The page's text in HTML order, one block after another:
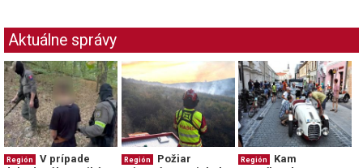
Aktuálne správy
Región
V prípade
Región
Požiar
Región
Kam